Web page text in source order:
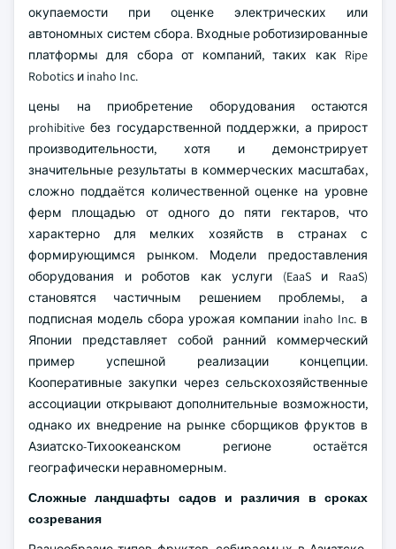
окупаемости при оценке электрических или
автономных систем сбора. Входные роботизированные
платформы для сбора от компаний, таких как Ripe
Robotics и inaho Inc.
цены на приобретение оборудования остаются
prohibitive без государственной поддержки, а прирост
производительности, хотя и демонстрирует
значительные результаты в коммерческих масштабах,
сложно поддаётся количественной оценке на уровне
ферм площадью от одного до пяти гектаров, что
характерно для мелких хозяйств в странах с
формирующимся рынком. Модели предоставления
оборудования и роботов как услуги (EaaS и RaaS)
становятся частичным решением проблемы, а
подписная модель сбора урожая компании inaho Inc. в
Японии представляет собой ранний коммерческий
пример успешной реализации концепции.
Кооперативные закупки через сельскохозяйственные
ассоциации открывают дополнительные возможности,
однако их внедрение на рынке сборщиков фруктов в
Азиатско-Тихоокеанском регионе остаётся
географически неравномерным.
Сложные ландшафты садов и различия в сроках
созревания